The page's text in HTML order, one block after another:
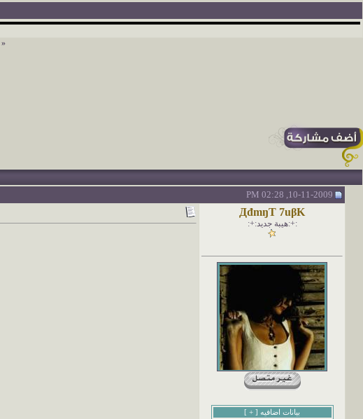
«
ДđmŋT 7uβK
:+:هيبة جديد:+:
بيانات اضافيه [ +
]